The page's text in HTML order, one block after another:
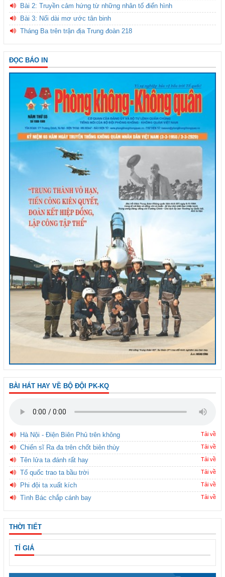
Bài 2: Truyền cảm hứng từ những nhân tố điển hình
Bài 3: Nối dài mơ ước tân binh
Tháng Ba trên trận địa Trung đoàn 218
ĐỌC BÁO IN
BÀI HÁT HAY VỀ BỘ ĐỘI PK-KQ
Hà Nội - Điện Biên Phủ trên không Tải về
Chiến sĩ Ra đa trên chốt biên thùy Tải về
Tên lửa ta đánh rất hay Tải về
Tổ quốc trao ta bầu trời Tải về
Phi đội ta xuất kích Tải về
Tình Bác chắp cánh bay Tải về
THỜI TIẾT
TỈ GIÁ